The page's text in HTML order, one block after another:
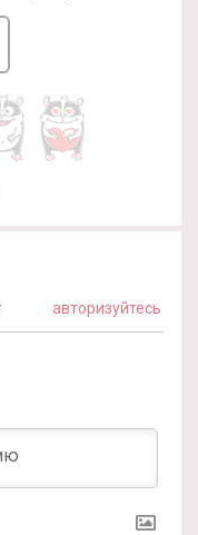
авторизуйтесь